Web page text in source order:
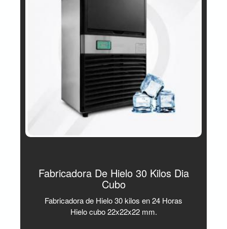
Fabricadora De Hielo 30 Kilos Dia
Cubo
Fabricadora de Hielo 30 kilos en 24 Horas
Hielo cubo 22x22x22 mm.